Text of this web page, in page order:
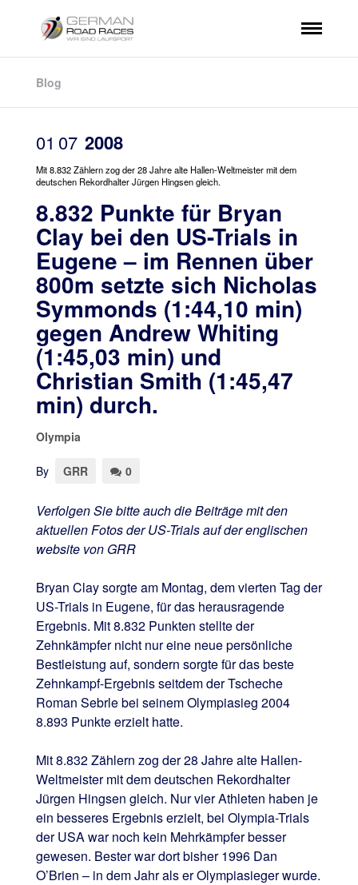
Blog
01 07 2008
Mit 8.832 Zählern zog der 28 Jahre alte Hallen-Weltmeister mit dem
deutschen Rekordhalter Jürgen Hingsen gleich.
8.832 Punkte für Bryan
Clay bei den US-Trials in
Eugene – im Rennen über
800m setzte sich Nicholas
Symmonds (1:44,10 min)
gegen Andrew Whiting
(1:45,03 min) und
Christian Smith (1:45,47
min) durch.
Olympia
By GRR 0
Verfolgen Sie bitte auch die Beiträge mit den
aktuellen Fotos der US-Trials auf der englischen
website von GRR
Bryan Clay sorgte am Montag, dem vierten Tag der
US-Trials in Eugene, für das herausragende
Ergebnis. Mit 8.832 Punkten stellte der
Zehnkämpfer nicht nur eine neue persönliche
Bestleistung auf, sondern sorgte für das beste
Zehnkampf-Ergebnis seitdem der Tscheche
Roman Sebrle bei seinem Olympiasieg 2004
8.893 Punkte erzielt hatte.
Mit 8.832 Zählern zog der 28 Jahre alte Hallen-
Weltmeister mit dem deutschen Rekordhalter
Jürgen Hingsen gleich. Nur vier Athleten haben je
ein besseres Ergebnis erzielt, bei Olympia-Trials
der USA war noch kein Mehrkämpfer besser
gewesen. Bester war dort bisher 1996 Dan
O’Brien – in dem Jahr als er Olympiasieger wurde.